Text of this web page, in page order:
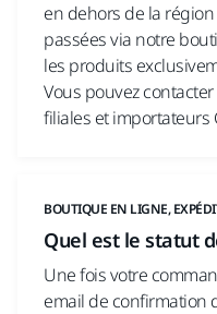
en dehors de la
passées via notre
les produits
Vous pouvez
filiales et
BOUTIQUE EN LIGNE,
Quel est le statut
Une fois votre
email de confirmation